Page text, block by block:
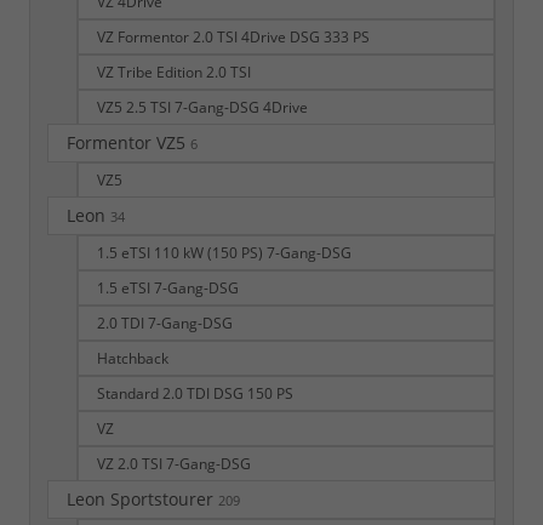
VZ Formentor 2.0 TSI 4Drive DSG 333 PS
VZ Tribe Edition 2.0 TSI
VZ5 2.5 TSI 7-Gang-DSG 4Drive
Formentor VZ5 6
VZ5
Leon 34
1.5 eTSI 110 kW (150 PS) 7-Gang-DSG
1.5 eTSI 7-Gang-DSG
2.0 TDI 7-Gang-DSG
Hatchback
Standard 2.0 TDI DSG 150 PS
VZ
VZ 2.0 TSI 7-Gang-DSG
Leon Sportstourer 209